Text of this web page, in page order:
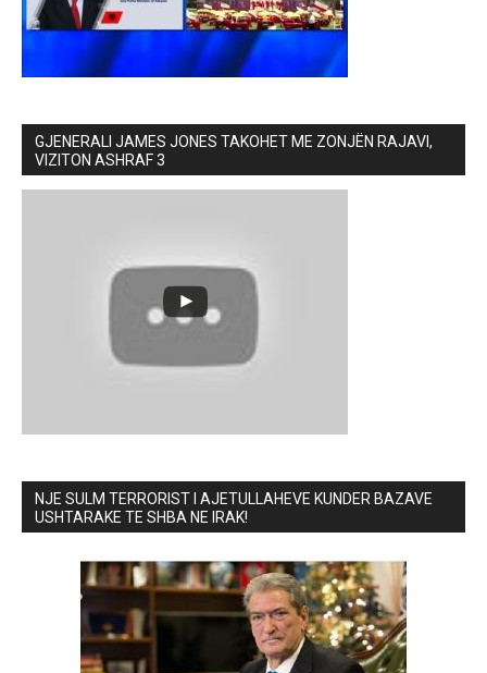
GJENERALI JAMES JONES TAKOHET ME ZONJËN RAJAVI,
VIZITON ASHRAF 3
NJE SULM TERRORIST I AJETULLAHEVE KUNDER BAZAVE
USHTARAKE TE SHBA NE IRAK!